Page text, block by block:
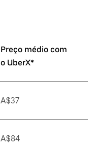
Preço médio com
o UberX*
A$37
A$84